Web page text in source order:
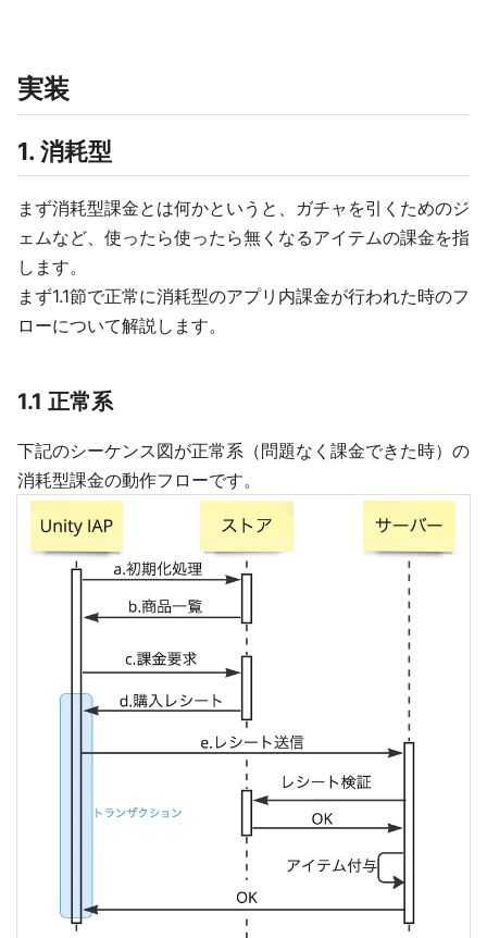
実装
1. 消耗型
まず消耗型課金とは何かというと、ガチャを引くためのジ
ェムなど、使ったら使ったら無くなるアイテムの課金を指
します。
まず1.1節で正常に消耗型のアプリ内課金が行われた時のフ
ローについて解説します。
1.1 正常系
下記のシーケンス図が正常系（問題なく課金できた時）の
消耗型課金の動作フローです。